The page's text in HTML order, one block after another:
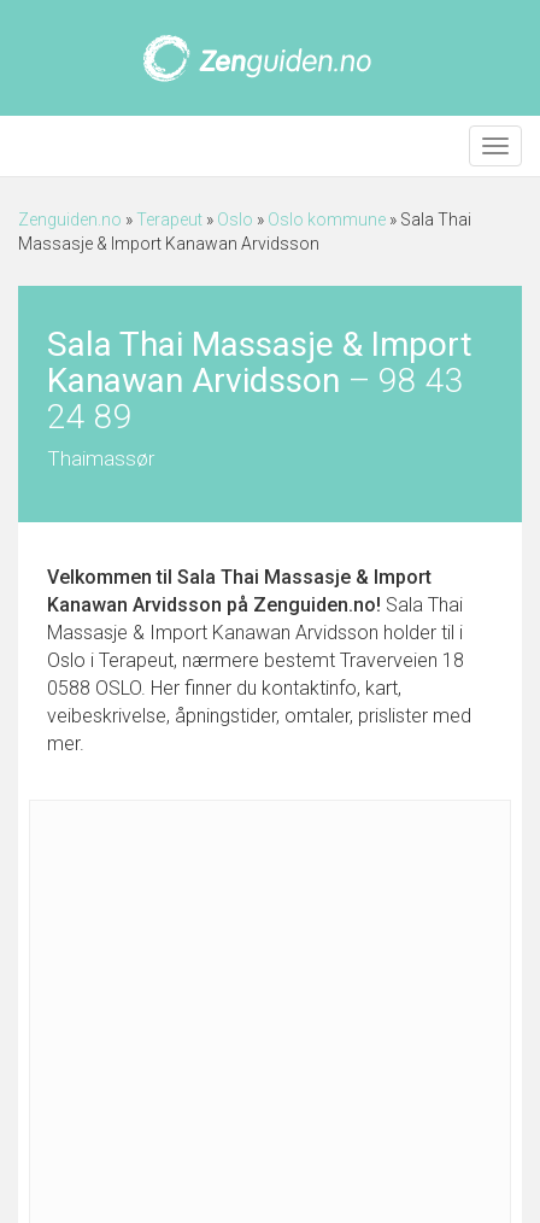
Meny
Zenguiden.no »Terapeut » Oslo » Oslo kommune » Sala Thai
Massasje & Import Kanawan Arvidsson
Sala Thai Massasje & Import
Kanawan Arvidsson – 98 43
24 89
Thaimassør
Velkommen til Sala Thai Massasje & Import
Kanawan Arvidsson på Zenguiden.no! Sala Thai
Massasje & Import Kanawan Arvidsson holder til i
Oslo i Terapeut, nærmere bestemt Traverveien 18
0588 OSLO. Her finner du kontaktinfo, kart,
veibeskrivelse, åpningstider, omtaler, prislister med
mer.